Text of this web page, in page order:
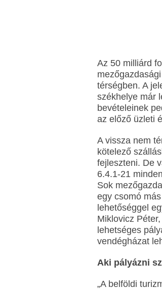
Az 50 milliárd
térségben. A
székhelye már
bevételeinek
az előző üzleti
A vissza nem
kötelező
fejleszteni. De
6.4.1-21
Sok
egy csomó
lehetőséggel
Miklovicz
lehetséges
vendégházat
Aki pályázni
„A belföldi